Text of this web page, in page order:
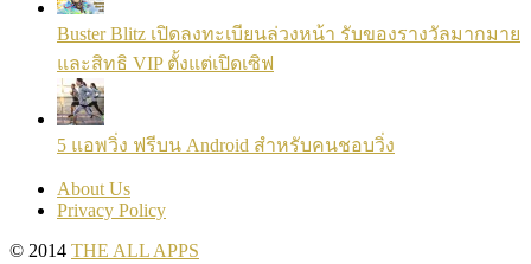
Buster Blitz เปิดลงทะเบียนล่วงหน้า รับของรางวัลมากมาย
และสิทธิ VIP ตั้งแต่เปิดเซิฟ
5 แอพวิ่ง ฟรีบน Android สำหรับคนชอบวิ่ง
About Us
Privacy Policy
© 2014 THE ALL APPS